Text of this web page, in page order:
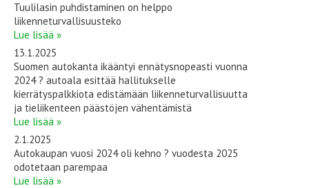
Tuulilasin puhdistaminen on helppo
liikenneturvallisuusteko
Lue lisää »
13.1.2025
Suomen autokanta ikääntyi ennätysnopeasti vuonna
2024 ? autoala esittää hallitukselle
kierrätyspalkkiota edistämään liikenneturvallisuutta
ja tieliikenteen päästöjen vähentämistä
Lue lisää »
2.1.2025
Autokaupan vuosi 2024 oli kehno ? vuodesta 2025
odotetaan parempaa
Lue lisää »